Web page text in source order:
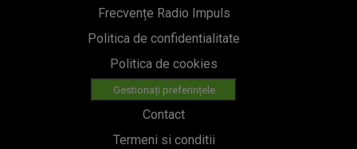
Frecvențe Radio Impuls
Politica de confidentialitate
Politica de cookies
Gestionați preferințele
Contact
Termeni si conditii